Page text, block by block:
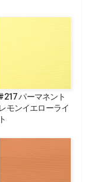
パーマネント
レモンイエローライ
ト